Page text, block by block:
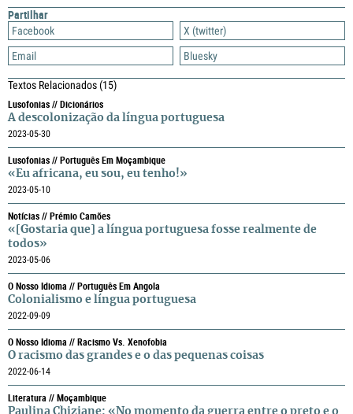
Partilhar
Facebook
X (twitter)
Email
Bluesky
Textos Relacionados(15)
Lusofonias // Dicionários
A descolonização da língua portuguesa
2023-05-30
Lusofonias // Português Em Moçambique
«Eu africana, eu sou, eu tenho!»
2023-05-10
Notícias // Prémio Camões
«[Gostaria que] a língua portuguesa fosse realmente de
todos»
2023-05-06
O Nosso Idioma // Português Em Angola
Colonialismo e língua portuguesa
2022-09-09
O Nosso Idioma // Racismo Vs. Xenofobia
O racismo das grandes e o das pequenas coisas
2022-06-14
Literatura // Moçambique
Paulina Chiziane: «No momento da guerra entre o preto e o